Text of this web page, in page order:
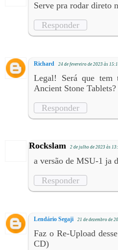
Serve pra rodar direto
Responder
Richard 24 de fevereiro de 2023 às
Legal! Será que
Ancient Stone Tablets?
Responder
Rockslam 2 de julho de 2023 às
a versão de MSU-1 ja
Responder
Lendário Segaji 21 de dezembro de
Faz o Re-Upload
CD)